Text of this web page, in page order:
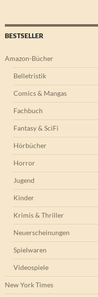
BESTSELLER
Amazon-Bücher
Belletristik
Comics & Mangas
Fachbuch
Fantasy & SciFi
Hörbücher
Horror
Jugend
Kinder
Krimis & Thriller
Neuerscheinungen
Spielwaren
Videospiele
New York Times